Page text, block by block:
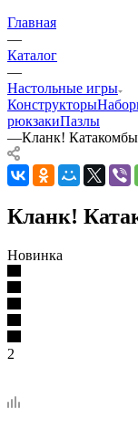
Главная
—
Каталог
—
Настольные игры
Конструкторы
рюкзакиПазлы
—Кланк! Катакомбы
Кланк!
Новинка
2